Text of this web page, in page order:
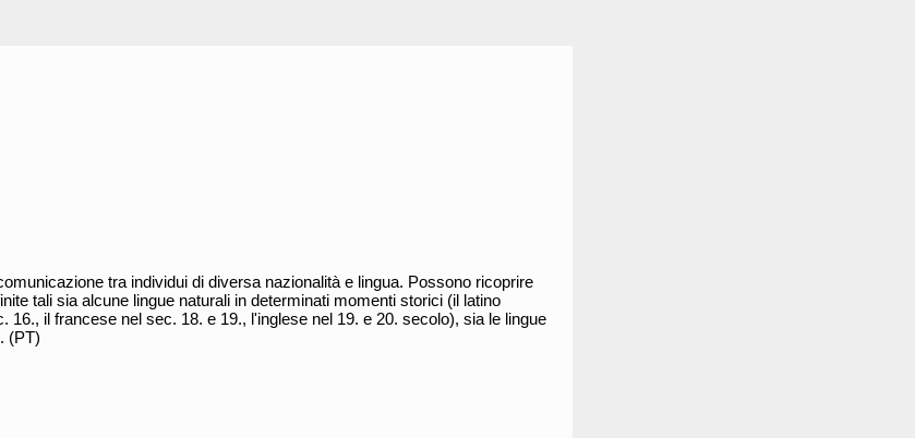
tra individui di diversa nazionalità e lingua. Possono ricoprire
tali sia alcune lingue naturali in determinati momenti storici (il latino
16., il francese nel sec. 18. e 19., l'inglese nel 19. e 20. secolo), sia le lingue
(PT)